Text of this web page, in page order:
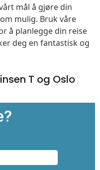
mål å gjøre din
mulig. Bruk våre
å planlegge din reise
deg en fantastisk og
T og Oslo